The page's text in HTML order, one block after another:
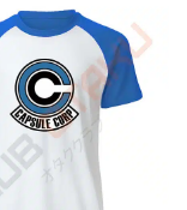
a
plusieurs
variations.
Les
options
peuvent
être
choisies